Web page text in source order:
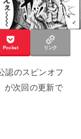
Pocket リンク
認のスピンオフ
が次回の更新で